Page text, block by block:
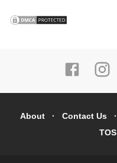
About Contact Us
TOS